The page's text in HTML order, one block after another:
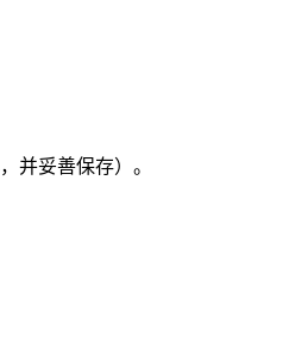
并妥善保存）。